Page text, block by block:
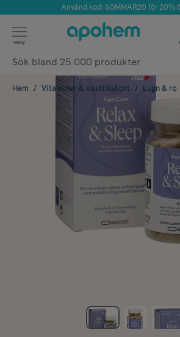
Årets Butik 2025 inom
Använd kod: SOMMAR20 för 20%
✓ Fri frakt
✓ Poäng på alla köp*
Meny
Hem Vitaminer & kosttillskott Lugn & ro